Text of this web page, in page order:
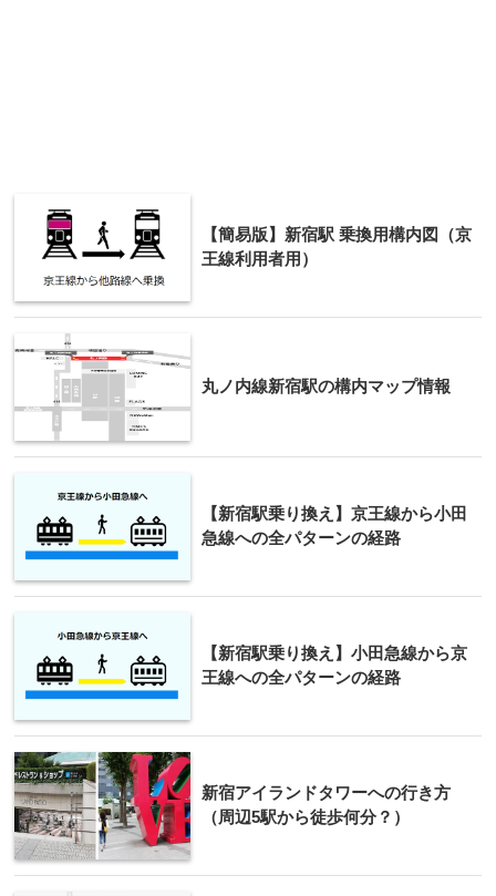
【簡易版】新宿駅 乗換用構内図（京
王線利用者用）
丸ノ内線新宿駅の構内マップ情報
【新宿駅乗り換え】京王線から小田
急線への全パターンの経路
【新宿駅乗り換え】小田急線から京
王線への全パターンの経路
新宿アイランドタワーへの行き方
（周辺5駅から徒歩何分？）